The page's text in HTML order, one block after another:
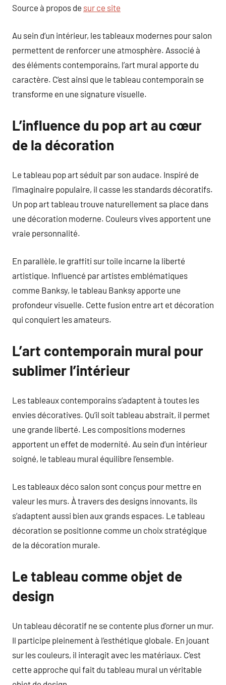
Source à propos de sur ce site
Au sein d’un intérieur, les tableaux modernes pour salon
permettent de renforcer une atmosphère. Associé à
des éléments contemporains, l’art mural apporte du
caractère. C’est ainsi que le tableau contemporain se
transforme en une signature visuelle.
L’influence du pop art au cœur
de la décoration
Le tableau pop art séduit par son audace. Inspiré de
l’imaginaire populaire, il casse les standards décoratifs.
Un pop art tableau trouve naturellement sa place dans
une décoration moderne. Couleurs vives apportent une
vraie personnalité.
En parallèle, le graffiti sur toile incarne la liberté
artistique. Influencé par artistes emblématiques
comme Banksy, le tableau Banksy apporte une
profondeur visuelle. Cette fusion entre art et décoration
qui conquiert les amateurs.
L’art contemporain mural pour
sublimer l’intérieur
Les tableaux contemporains s’adaptent à toutes les
envies décoratives. Qu’il soit tableau abstrait, il permet
une grande liberté. Les compositions modernes
apportent un effet de modernité. Au sein d’un intérieur
soigné, le tableau mural équilibre l’ensemble.
Les tableaux déco salon sont conçus pour mettre en
valeur les murs. À travers des designs innovants, ils
s’adaptent aussi bien aux grands espaces. Le tableau
décoration se positionne comme un choix stratégique
de la décoration murale.
Le tableau comme objet de
design
Un tableau décoratif ne se contente plus d’orner un mur.
Il participe pleinement à l’esthétique globale. En jouant
sur les couleurs, il interagit avec les matériaux. C’est
cette approche qui fait du tableau mural un véritable